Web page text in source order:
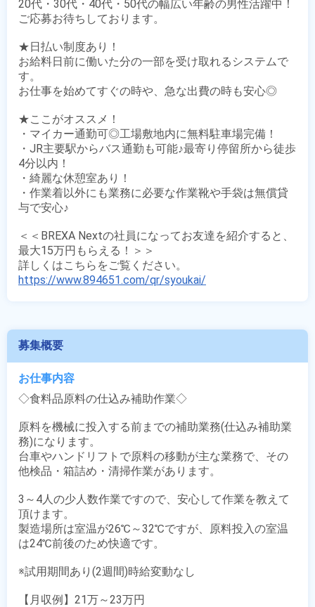
20代・30代・40代・50代の幅広い年齢の男性活躍中！
ご応募お待ちしております。
★日払い制度あり！
お給料日前に働いた分の一部を受け取れるシステムで
す。
お仕事を始めてすぐの時や、急な出費の時も安心◎
★ここがオススメ！
・マイカー通勤可◎工場敷地内に無料駐車場完備！
・JR主要駅からバス通勤も可能♪最寄り停留所から徒歩
4分以内！
・綺麗な休憩室あり！
・作業着以外にも業務に必要な作業靴や手袋は無償貸
与で安心♪
＜＜BREXA Nextの社員になってお友達を紹介すると、
最大15万円もらえる！＞＞
https://www.894651.com/qr/syoukai/
募集概要
お仕事内容
◇食料品原料の仕込み補助作業◇
原料を機械に投入する前までの補助業務(仕込み補助業
務)になります。
台車やハンドリフトで原料の移動が主な業務で、その
他検品・箱詰め・清掃作業があります。
3～4人の少人数作業ですので、安心して作業を教えて
頂けます。
製造場所は室温が26℃～32℃ですが、原料投入の室温
は24℃前後のため快適です。
※試用期間あり(2週間)時給変動なし
【月収例】21万～23万円